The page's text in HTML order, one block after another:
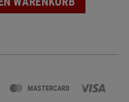
MASTERCARD